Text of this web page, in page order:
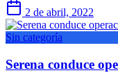
2 de abril, 2022
Sin categoría
Serena conduce